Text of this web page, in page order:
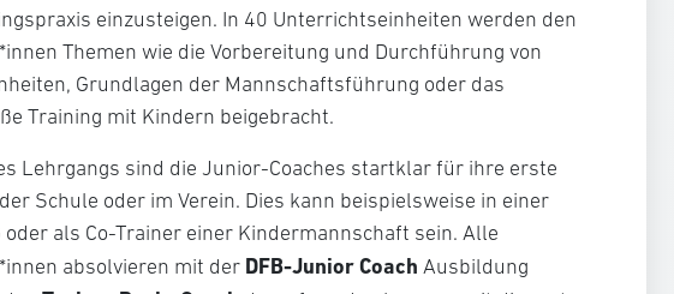
einzusteigen. In 40 Unterrichtseinheiten werden den
Themen wie die Vorbereitung und Durchführung von
Grundlagen der Mannschaftsführung oder das
Training mit Kindern beigebracht.
Lehrgangs sind die Junior-Coaches startklar für ihre erste
Schule oder im Verein. Dies kann beispielsweise in einer
oder als Co-Trainer einer Kindermannschaft sein. Alle
absolvieren mit der DFB-Junior Coach Ausbildung